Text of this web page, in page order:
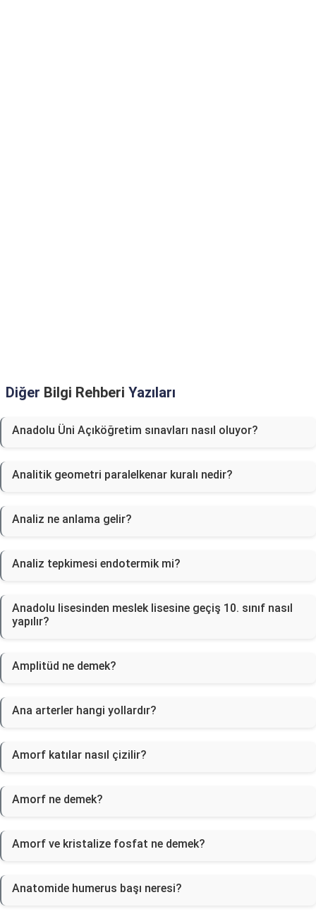
Diğer Bilgi Rehberi Yazıları
Anadolu Üni Açıköğretim sınavları nasıl oluyor?
Analitik geometri paralelkenar kuralı nedir?
Analiz ne anlama gelir?
Analiz tepkimesi endotermik mi?
Anadolu lisesinden meslek lisesine geçiş 10. sınıf nasıl
yapılır?
Amplitüd ne demek?
Ana arterler hangi yollardır?
Amorf katılar nasıl çizilir?
Amorf ne demek?
Amorf ve kristalize fosfat ne demek?
Anatomide humerus başı neresi?